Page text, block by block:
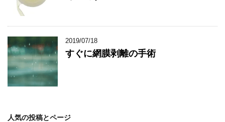
2019/07/18
すぐに網膜剥離の手術
人気の投稿とページ